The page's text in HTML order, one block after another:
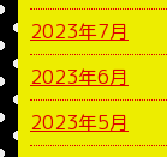
2023年7月
2023年6月
2023年5月